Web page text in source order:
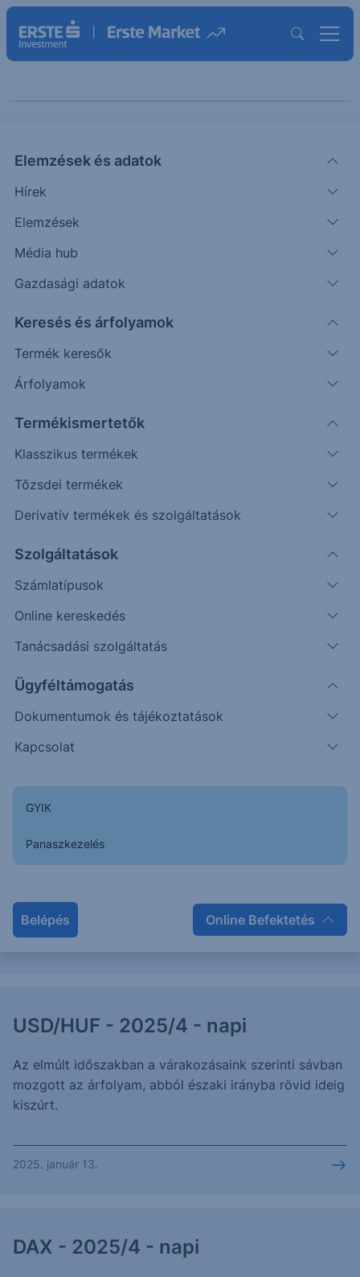
Elemzések és adatok
Hírek
Elemzések
Média hub
Gazdasági adatok
Keresés és árfolyamok
Termék keresők
Árfolyamok
Termékismertetők
Klasszikus termékek
Tőzsdei termékek
Derivatív termékek és szolgáltatások
Szolgáltatások
Számlatípusok
Online kereskedés
Tanácsadási szolgáltatás
Ügyféltámogatás
Dokumentumok és tájékoztatások
Kapcsolat
GYIK
Panaszkezelés
Belépés Online Befektetés
Témák szerint
Keresés
2204 találat cikkeink között
Olaj - 2025/4 - napi
Az elmúlt időszakban emelkedés érkezett a piacra,
mely elérte az elsődleges és másodlagos célárat is.
2025. január 15.
OTP: Megvadult a bika - 2025/4 -
napi
nem csak az elsődleges célárat érte el és haladta
meg, hanem a megnyúló hullám erős lendülettel a
USD/HUF - 2025/4 - napi
Az elmúlt időszakban a várakozásaink szerinti sávban
mozgott az árfolyam, abból északi irányba rövid ideig
kiszúrt.
2025. január 13.
DAX - 2025/4 - napi